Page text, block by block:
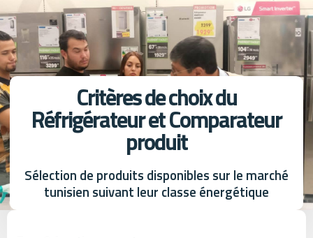
Critères de choix du
Réfrigérateur et Comparateur
produit
Sélection de produits disponibles sur le marché
tunisien suivant leur classe énergétique